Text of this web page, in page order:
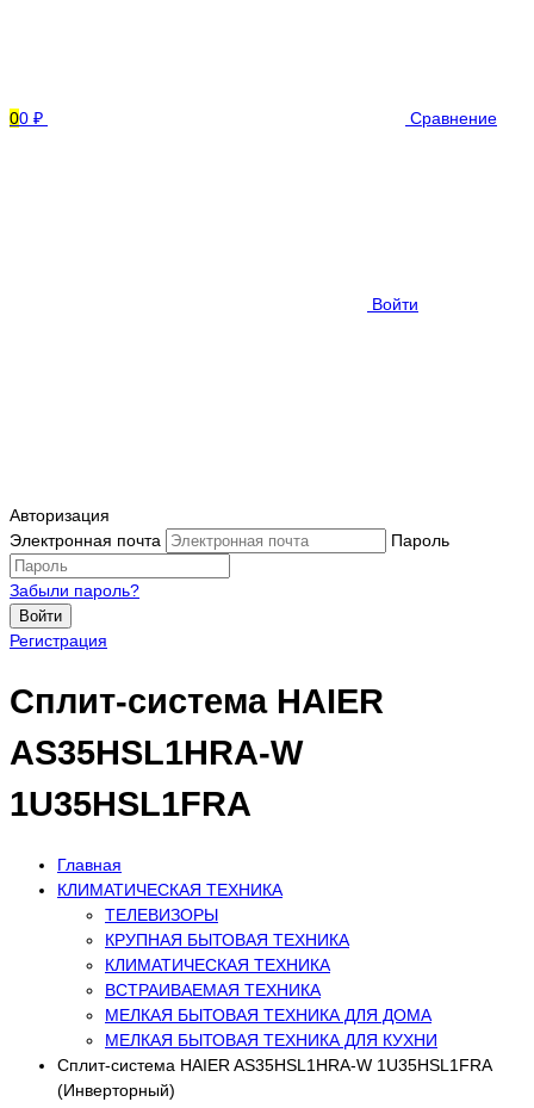
00 ₽ Сравнение
Войти
Авторизация
Электронная почта
Пароль
Забыли пароль?
Войти
Регистрация
Сплит-система HAIER
AS35HSL1HRA-W
1U35HSL1FRA
Главная
КЛИМАТИЧЕСКАЯ ТЕХНИКА
ТЕЛЕВИЗОРЫ
КРУПНАЯ БЫТОВАЯ ТЕХНИКА
КЛИМАТИЧЕСКАЯ ТЕХНИКА
ВСТРАИВАЕМАЯ ТЕХНИКА
МЕЛКАЯ БЫТОВАЯ ТЕХНИКА ДЛЯ ДОМА
МЕЛКАЯ БЫТОВАЯ ТЕХНИКА ДЛЯ КУХНИ
Сплит-система HAIER AS35HSL1HRA-W 1U35HSL1FRA
(Инверторный)